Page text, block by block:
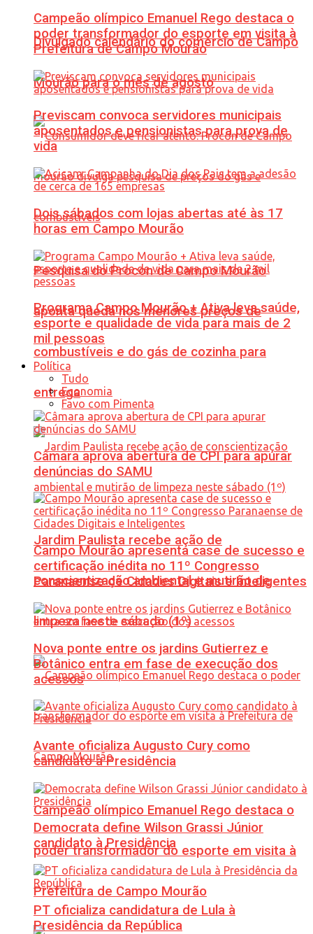
Divulgado calendário do comércio de Campo
Mourão para o mês de agosto
Pesquisa do Procon de Campo Mourão
aponta queda nos menores preços de
combustíveis e do gás de cozinha para
entrega
Jardim Paulista recebe ação de
conscientização ambiental e mutirão de
limpeza neste sábado (1º)
Campeão olímpico Emanuel Rego destaca o
poder transformador do esporte em visita à
Prefeitura de Campo Mourão
Campeão olímpico Emanuel Rego destaca o
poder transformador do esporte em visita à
Prefeitura de Campo Mourão
Previscam convoca servidores municipais
aposentados e pensionistas para prova de
vida
Dois sábados com lojas abertas até às 17
horas em Campo Mourão
Programa Campo Mourão + Ativa leva saúde,
esporte e qualidade de vida para mais de 2
mil pessoas
Política
Tudo
Economia
Favo com Pimenta
Câmara aprova abertura de CPI para apurar
denúncias do SAMU
Campo Mourão apresenta case de sucesso e
certificação inédita no 11º Congresso
Paranaense de Cidades Digitais e Inteligentes
Nova ponte entre os jardins Gutierrez e
Botânico entra em fase de execução dos
acessos
Avante oficializa Augusto Cury como
candidato à Presidência
Democrata define Wilson Grassi Júnior
candidato à Presidência
PT oficializa candidatura de Lula à
Presidência da República